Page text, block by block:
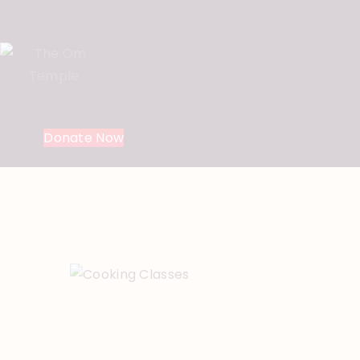
Donate Now